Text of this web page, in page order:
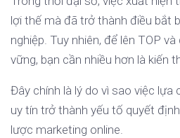
lợi thế mà đã trở thành điều bắt
nghiệp. Tuy nhiên, để lên TOP
vững, bạn cần nhiều hơn là kiến
Đây chính là lý do vì sao việc lựa
uy tín trở thành yếu tố quyết
lược marketing online.